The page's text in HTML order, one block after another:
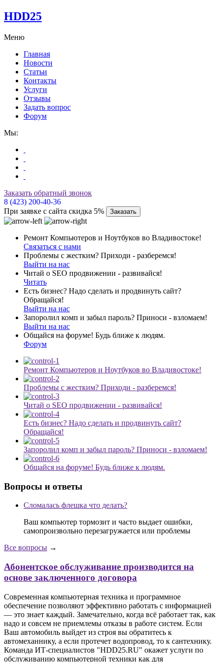
HDD25
Меню
Главная
Новости
Статьи
Контакты
Услуги
Отзывы
Задать вопрос
Форум
Мы:
Заказать обратный звонок
8 (423) 200-40-36
При заявке с сайта скидка 5%
Заказать
Ремонт Компьютеров и Ноутбуков во Владивостоке!
Связаться с нами
Проблемы с жестким? Приходи - разберемся!
Выйти на нас
Читай о SEO продвижении - развивайся!
Читать
Есть бизнес? Надо сделать и продвинуть сайт?
Обращайся!
Выйти на нас
Запоролил комп и забыл пароль? Приноси - взломаем!
Выйти на нас
Общайся на форуме! Будь ближе к людям.
Форум
Ремонт Компьютеров и Ноутбуков во Владивостоке!
Проблемы с жестким? Приходи - разберемся!
Читай о SEO продвижении - развивайся!
Есть бизнес? Надо сделать и продвинуть сайт?
Обращайся!
Запоролил комп и забыл пароль? Приноси - взломаем!
Общайся на форуме! Будь ближе к людям.
Вопросы и ответы
Сломалась флешка что делать?
Ваш компьютер тормозит и часто выдает ошибки,
самопроизвольно перезагружается или проблемы
Все вопросы →
Абонентское обслуживание производится на
основе заключенного договора
Современная компьютерная техника и программное
обеспечение позволяют эффективно работать с информацией
— это знает каждый. Замечательно, когда всё работает так, как
надо и совсем не приемлемы отказы в работе систем. Если
Ваш автомобиль выйдет из строя вы обратитесь к
автомеханнику, а если протечет водопровод, то к сантехнику.
Команда ИТ-специалистов "HDD25.RU" окажет услуги по
обслуживанию компьютерной техники как для